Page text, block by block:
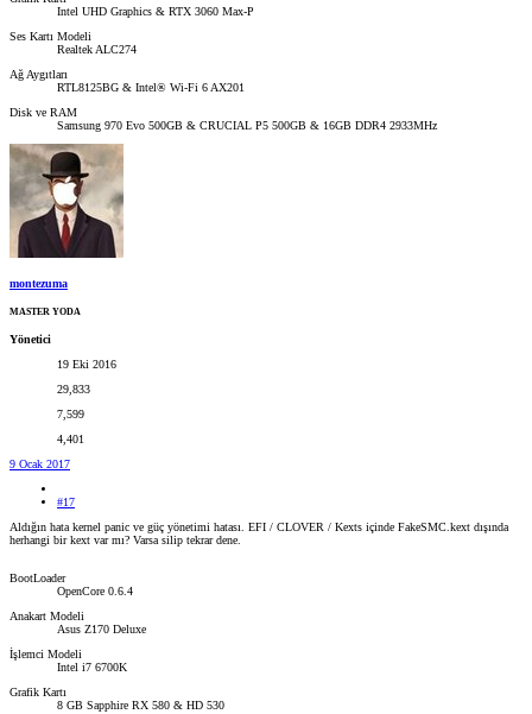
Intel UHD Graphics & RTX 3060 Max-P
Ses Kartı Modeli
Realtek ALC274
Ağ Aygıtları
RTL8125BG & Intel® Wi-Fi 6 AX201
Disk ve RAM
Samsung 970 Evo 500GB & CRUCIAL P5 500GB & 16GB DDR4 2933MHz
montezuma
MASTER YODA
Yönetici
19 Eki 2016
29,833
7,599
4,401
9 Ocak 2017
#17
Aldığın hata kernel panic ve güç yönetimi hatası. EFI / CLOVER / Kexts içinde FakeSMC.kext dışında
herhangi bir kext var mı? Varsa silip tekrar dene.
BootLoader
OpenCore 0.6.4
Anakart Modeli
Asus Z170 Deluxe
İşlemci Modeli
Intel i7 6700K
Grafik Kartı
8 GB Sapphire RX 580 & HD 530